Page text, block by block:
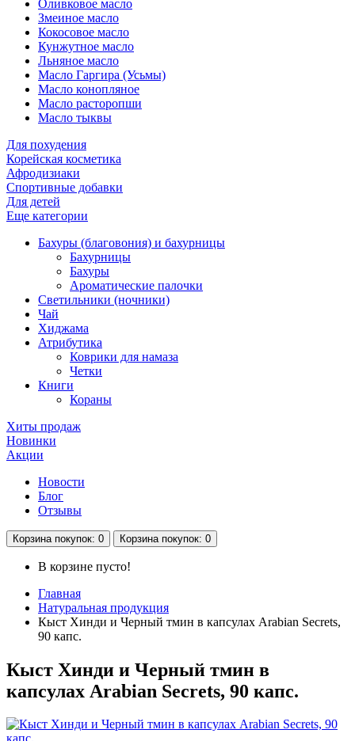
Оливковое масло
Змеиное масло
Кокосовое масло
Кунжутное масло
Льняное масло
Масло Гаргира (Усьмы)
Масло конопляное
Масло расторопши
Масло тыквы
Для похудения
Корейская косметика
Афродизиаки
Спортивные добавки
Для детей
Еще категории
Бахуры (благовония) и бахурницы
Бахурницы
Бахуры
Ароматические палочки
Светильники (ночники)
Чай
Хиджама
Атрибутика
Коврики для намаза
Четки
Книги
Кораны
Хиты продаж
Новинки
Акции
Новости
Блог
Отзывы
Корзина покупок: 0 Корзина покупок: 0
В корзине пусто!
Главная
Натуральная продукция
Кыст Хинди и Черный тмин в капсулах Arabian Secrets,
90 капс.
Кыст Хинди и Черный тмин в
капсулах Arabian Secrets, 90 капс.